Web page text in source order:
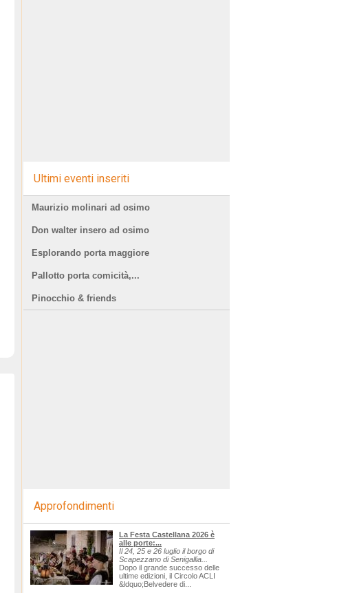
Ultimi eventi inseriti
Maurizio molinari ad osimo
Don walter insero ad osimo
Esplorando porta maggiore
Pallotto porta comicità,...
Pinocchio & friends
Approfondimenti
La Festa Castellana 2026 è
alle porte:...
Il 24, 25 e 26 luglio il borgo di
Scapezzano di Senigallia...
Dopo il grande successo delle
ultime edizioni, il Circolo ACLI
&ldquo;Belvedere di...